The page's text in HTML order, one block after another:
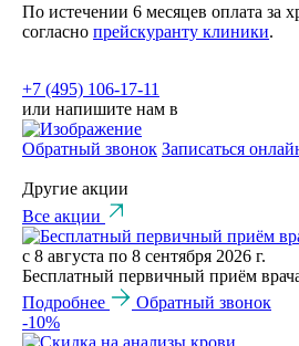
По истечении 6 месяцев оплата за
согласно прейскуранту клиники.
+7 (495) 106-17-11
или напишите нам в
Обратный звонок Записаться
Другие акции
Все акции
с 8 августа по 8 сентября 2026 г.
Бесплатный первичный приём
Подробнее
Обратный звонок
-10%